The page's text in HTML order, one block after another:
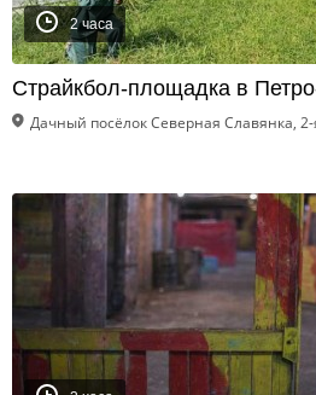
2 часа
Страйкбол-площадка в
Дачный посёлок Северная Славянка,